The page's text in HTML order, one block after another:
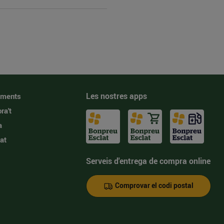
Les nostres apps
Serveis d'entrega de compra online
Comprovar el codi postal